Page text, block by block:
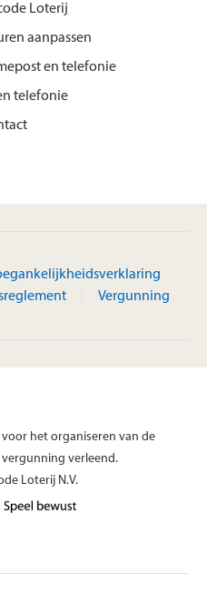
Loterij
aanpassen
en telefonie
telefonie
Vergunning
het organiseren van de
vergunning verleend.
Loterij N.V.